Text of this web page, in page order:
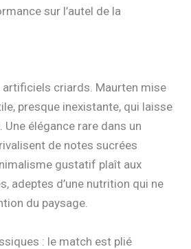
sur l’autel de la
artificiels criards. Maurten mise
presque inexistante, qui laisse
Une élégance rare dans un
de notes sucrées
gustatif plaît aux
adeptes d’une nutrition qui ne
du paysage.
: le match est plié